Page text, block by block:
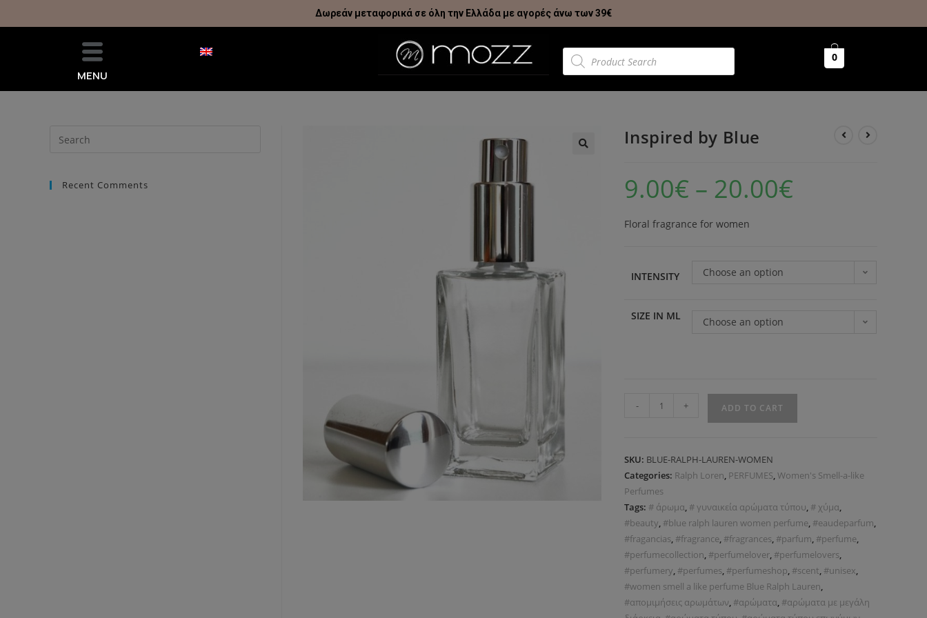
Δωρεάν μεταφορικά σε όλη την Ελλάδα με αγορές άνω των 39€
MENU
0
Inspired by Blue
9.00€ – 20.00€
Floral fragrance for women
INTENSITY Choose an option
SIZE IN ML Choose an option
- + ADD TO CART
SKU: BLUE-RALPH-LAUREN-WOMEN
Categories: Ralph Loren, PERFUMES,Women's Smell-a-like
Perfumes
Tags: # άρωμα, # γυναικεία αρώματα τύπου, # χύμα,
#beauty, #blue ralph lauren women perfume, #eaudeparfum,
#fragancias, #fragrance, #fragrances, #parfum, #perfume,
#perfumecollection, #perfumelover, #perfumelovers,
#perfumery, #perfumes, #perfumeshop, #scent, #unisex,
#women smell a like perfume Blue Ralph Lauren,
#απομιμήσεις αρωμάτων, #αρώματα, #αρώματα με μεγάλη
Recent Comments